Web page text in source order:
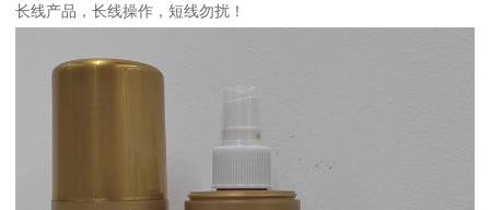
长线产品，长线操作，短线勿扰！